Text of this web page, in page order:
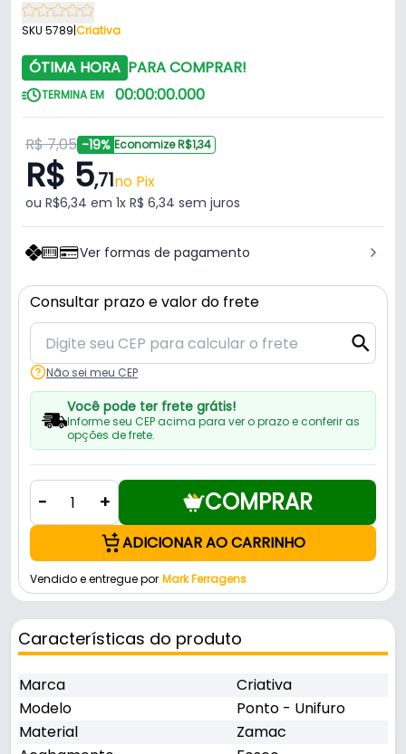
SKU 5789|Criativa
ÓTIMA HORA PARA COMPRAR!
TERMINA EM 00:00:00.000
R$ 7,05 -19% Economize R$1,34
R$ 5,71no Pix
ou R$6,34 em 1x R$ 6,34 sem juros
Ver formas de pagamento
Consultar prazo e valor do frete
Não sei meu CEP
Você pode ter frete grátis!
Informe seu CEP acima para ver o prazo e conferir as
opções de frete.
- + COMPRAR
ADICIONAR AO CARRINHO
Vendido e entregue por Mark Ferragens
Características do produto
Marca
Criativa
Modelo
Ponto - Unifuro
Material
Zamac